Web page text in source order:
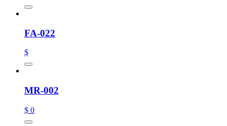
FA-022
$
MR-002
$ 0